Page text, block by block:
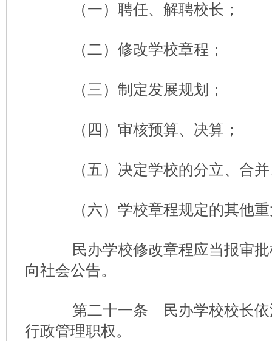
（一）聘任、解聘校长；
（二）修改学校章程；
（三）制定发展规划；
（四）审核预算、决算；
（五）决定学校的分立、合并
（六）学校章程规定的其他重
民办学校修改章程应当报审批
向社会公告。
第二十一条 民办学校校长依
行政管理职权。